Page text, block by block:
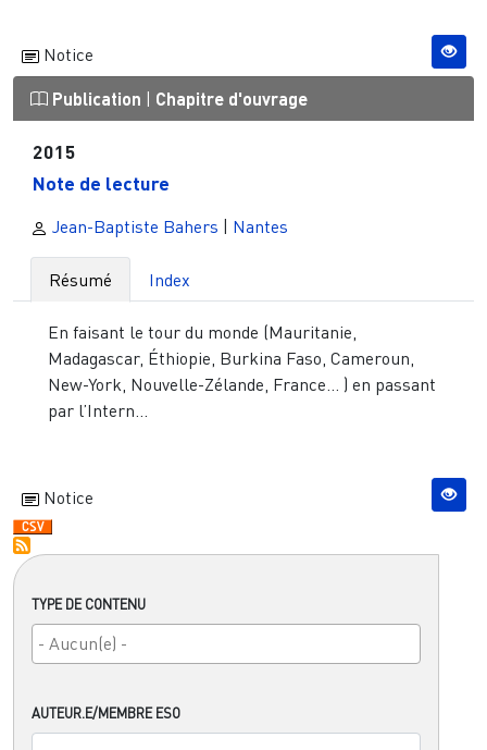
TYPE DE CONTENU
AUTEUR.E/MEMBRE ESO
Notice
Publication Chapitre d'ouvrage
2015
Note de lecture
Jean-Baptiste Bahers Nantes
Résumé Index
En faisant le tour du monde (Mauritanie,
Madagascar, Éthiopie, Burkina Faso, Cameroun,
New-York, Nouvelle-Zélande, France... ) en passant
par l’Intern...
Notice